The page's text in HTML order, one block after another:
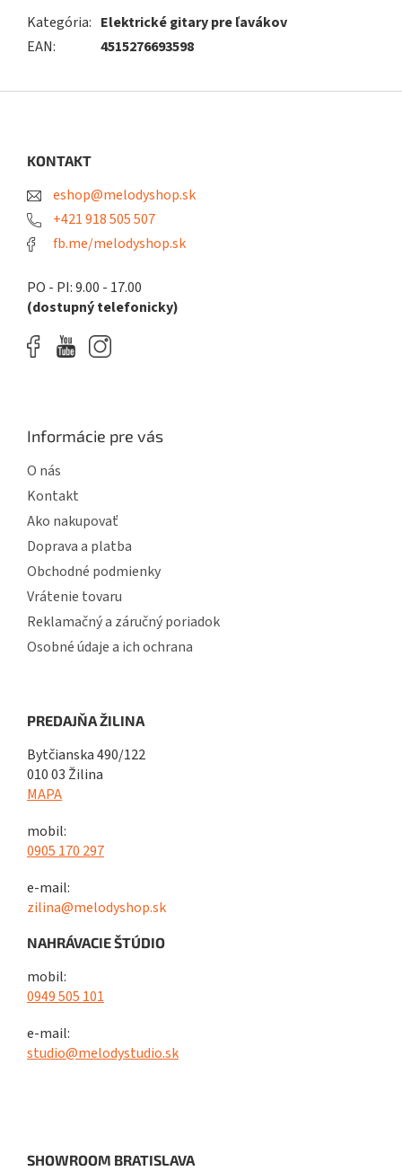
Kategória: Elektrické gitary pre ľavákov
EAN: 4515276693598
KONTAKT
eshop@melodyshop.sk
+421 918 505 507
fb.me/melodyshop.sk
PO - PI: 9.00 - 17.00
(dostupný telefonicky)
Informácie pre vás
O nás
Kontakt
Ako nakupovať
Doprava a platba
Obchodné podmienky
Vrátenie tovaru
Reklamačný a záručný poriadok
Osobné údaje a ich ochrana
PREDAJŇA ŽILINA
Bytčianska 490/122
010 03 Žilina
MAPA
mobil:
0905 170 297
e-mail:
zilina@melodyshop.sk
NAHRÁVACIE ŠTÚDIO
mobil:
0949 505 101
e-mail:
studio@melodystudio.sk
SHOWROOM BRATISLAVA